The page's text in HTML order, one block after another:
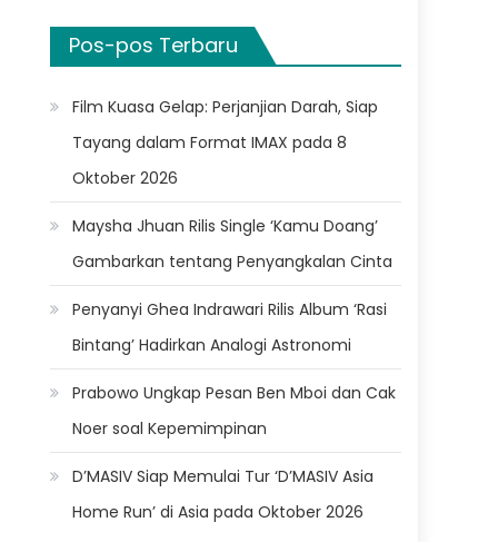
Pos-pos Terbaru
Film Kuasa Gelap: Perjanjian Darah, Siap
Tayang dalam Format IMAX pada 8
Oktober 2026
Maysha Jhuan Rilis Single ‘Kamu Doang’
Gambarkan tentang Penyangkalan Cinta
Penyanyi Ghea Indrawari Rilis Album ‘Rasi
Bintang’ Hadirkan Analogi Astronomi
Prabowo Ungkap Pesan Ben Mboi dan Cak
Noer soal Kepemimpinan
D’MASIV Siap Memulai Tur ‘D’MASIV Asia
Home Run’ di Asia pada Oktober 2026